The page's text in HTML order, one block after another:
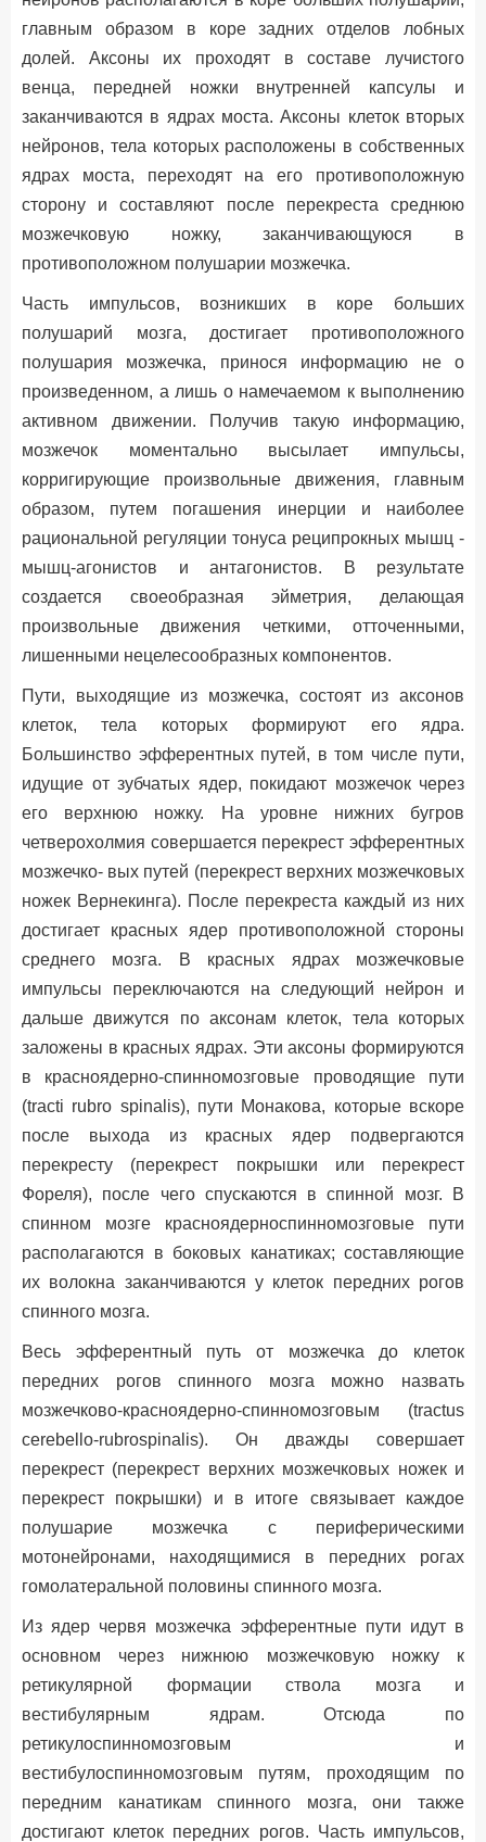
главным образом в коре задних отделов лобных
долей. Аксоны их проходят в составе лучистого
венца, передней ножки внутренней капсулы и
заканчиваются в ядрах моста. Аксоны клеток вторых
нейронов, тела которых расположены в собственных
ядрах моста, переходят на его противоположную
сторону и составляют после перекреста среднюю
мозжечковую ножку, заканчивающуюся в
противоположном полушарии мозжечка.
Часть импульсов, возникших в коре больших
полушарий мозга, достигает противоположного
полушария мозжечка, принося информацию не о
произведенном, а лишь о намечаемом к выполнению
активном движении. Получив такую информацию,
мозжечок моментально высылает импульсы,
корригирующие произвольные движения, главным
образом, путем погашения инерции и наиболее
рациональной регуляции тонуса реципрокных мышц -
мышц-агонистов и антагонистов. В результате
создается своеобразная эйметрия, делающая
произвольные движения четкими, отточенными,
лишенными нецелесообразных компонентов.
Пути, выходящие из мозжечка, состоят из аксонов
клеток, тела которых формируют его ядра.
Большинство эфферентных путей, в том числе пути,
идущие от зубчатых ядер, покидают мозжечок через
его верхнюю ножку. На уровне нижних бугров
четверохолмия совершается перекрест эфферентных
мозжечко- вых путей (перекрест верхних мозжечковых
ножек Вернекинга). После перекреста каждый из них
достигает красных ядер противоположной стороны
среднего мозга. В красных ядрах мозжечковые
импульсы переключаются на следующий нейрон и
дальше движутся по аксонам клеток, тела которых
заложены в красных ядрах. Эти аксоны формируются
в красноядерно-спинномозговые проводящие пути
(tracti rubro spinalis), пути Монакова, которые вскоре
после выхода из красных ядер подвергаются
перекресту (перекрест покрышки или перекрест
Фореля), после чего спускаются в спинной мозг. В
спинном мозге красноядерноспинномозговые пути
располагаются в боковых канатиках; составляющие
их волокна заканчиваются у клеток передних рогов
спинного мозга.
Весь эфферентный путь от мозжечка до клеток
передних рогов спинного мозга можно назвать
мозжечково-красноядерно-спинномозговым (tractus
cerebello-rubrospinalis). Он дважды совершает
перекрест (перекрест верхних мозжечковых ножек и
перекрест покрышки) и в итоге связывает каждое
полушарие мозжечка с периферическими
мотонейронами, находящимися в передних рогах
гомолатеральной половины спинного мозга.
Из ядер червя мозжечка эфферентные пути идут в
основном через нижнюю мозжечковую ножку к
ретикулярной формации ствола мозга и
вестибулярным ядрам. Отсюда по
ретикулоспинномозговым и
вестибулоспинномозговым путям, проходящим по
передним канатикам спинного мозга, они также
достигают клеток передних рогов. Часть импульсов,